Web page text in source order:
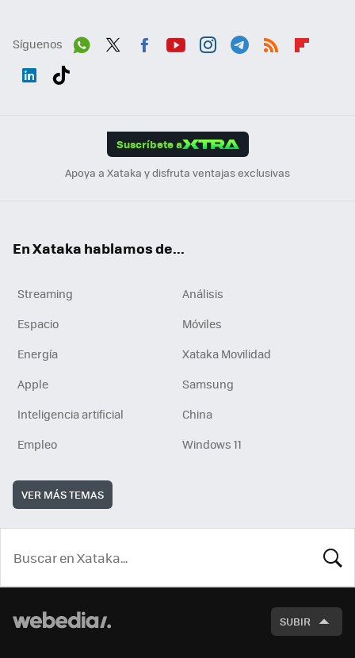
Síguenos
Suscríbete a
Apoya a Xataka y disfruta ventajas exclusivas
En Xataka hablamos de...
Streaming
Análisis
Espacio
Móviles
Energía
Xataka Movilidad
Apple
Samsung
Inteligencia artificial
China
Empleo
Windows 11
VER MÁS TEMAS
SUBIR